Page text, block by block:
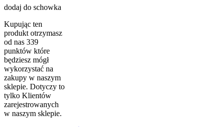
dodaj do schowka
Kupując ten
produkt otrzymasz
od nas 339
punktów które
będziesz mógł
wykorzystać na
zakupy w naszym
sklepie. Dotyczy to
tylko Klientów
zarejestrowanych
w naszym sklepie.